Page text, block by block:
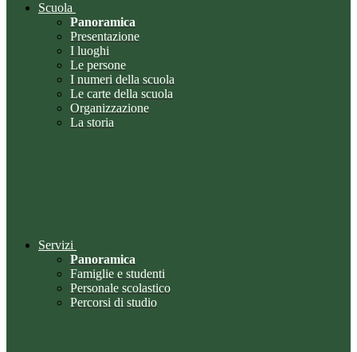
Scuola
Panoramica
Presentazione
I luoghi
Le persone
I numeri della scuola
Le carte della scuola
Organizzazione
La storia
Servizi
Panoramica
Famiglie e studenti
Personale scolastico
Percorsi di studio